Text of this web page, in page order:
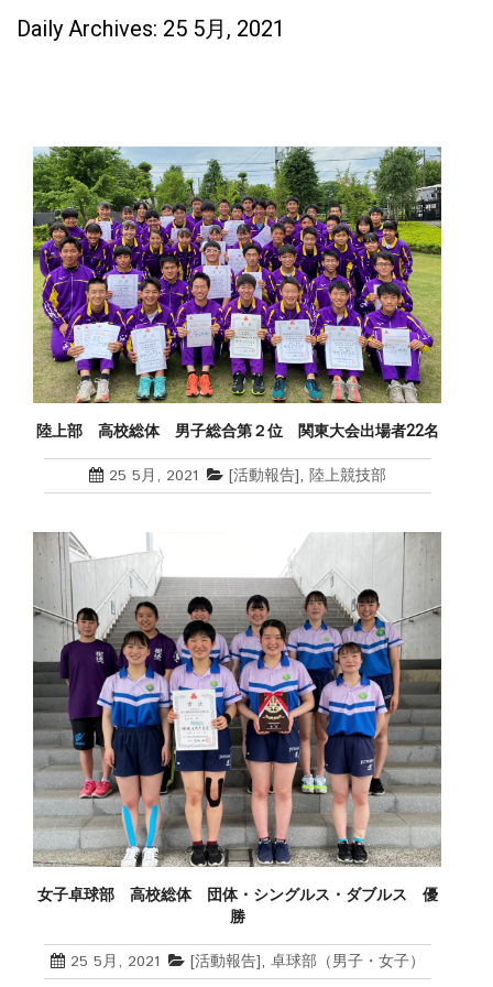
Daily Archives: 25 5月, 2021
陸上部 高校総体 男子総合第２位 関東大会出場者22名
25 5月, 2021 [活動報告], 陸上競技部
女子卓球部 高校総体 団体・シングルス・ダブルス 優
勝
25 5月, 2021 [活動報告], 卓球部（男子・女子）